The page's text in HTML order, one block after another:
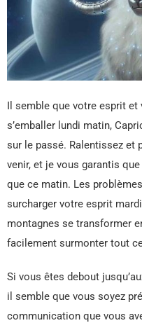
Il semble que votre esprit
s’emballer lundi matin,
sur le passé. Ralentissez et
venir, et je vous garantis
que ce matin. Les
surcharger votre esprit
montagnes se transformer
facilement surmonter tout
Si vous êtes debout
il semble que vous soyez
communication que vous